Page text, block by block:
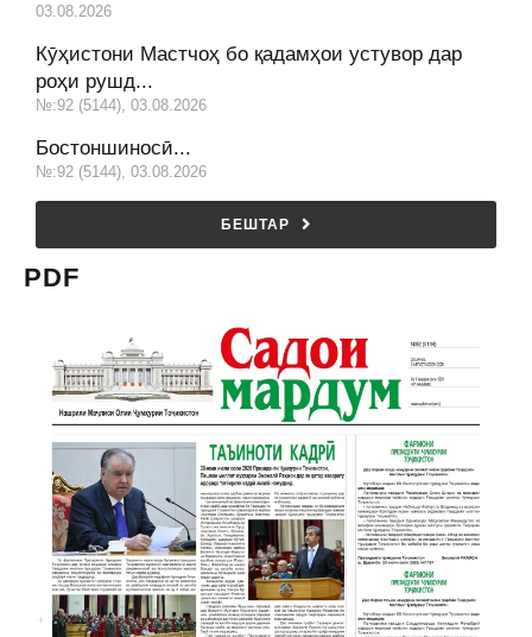
03.08.2026
Кӯҳистони Мастчоҳ бо қадамҳои устувор дар
роҳи рушд...
№:92 (5144), 03.08.2026
Бостоншиносӣ...
№:92 (5144), 03.08.2026
БЕШТАР
PDF